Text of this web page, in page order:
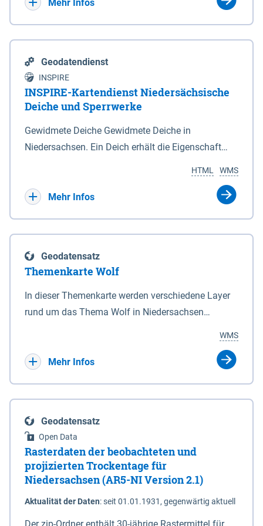
Mehr Infos
Geodatendienst
INSPIRE
INSPIRE-Kartendienst Niedersächsische
Deiche und Sperrwerke
Gewidmete Deiche Gewidmete Deiche in
Niedersachsen. Ein Deich erhält die Eigenschaft
Deichbehörde durch Verordnung ausspricht. Für
enthalten. Sperrwerke Sperrwerke sind Bauwerke
mit Sperrvorrichtungen in Tidegewässern, die dem
Schutz eines Gebietes vor erhöhten Tiden, vor allem
vor Sturmfluten, zu dienen bestimmt sind (§2 Abs.3
Eigenschaft eines Sperrwerkes durch Widmung, die
die Deichbehörde durch Verordnung ausspricht.
WMS
HTML
Mehr Infos
Geodatensatz
Themenkarte Wolf
In dieser Themenkarte werden verschiedene Layer
rund um das Thema Wolf in Niedersachsen
sowie Status der bestehenden Wolfsterritorien im
laufenden Monitoringjahr.
WMS
Mehr Infos
Geodatensatz
Open Data
Rasterdaten der beobachteten und
projizierten Trockentage für
Niedersachsen (AR5-NI Version 2.1)
Aktualität der Daten:seit 01.01.1931, gegenwärtig aktuell